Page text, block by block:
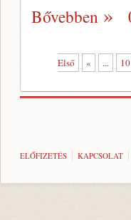
Bővebben
Első
« ... 10
ELŐFIZETÉS KAPCSOLAT